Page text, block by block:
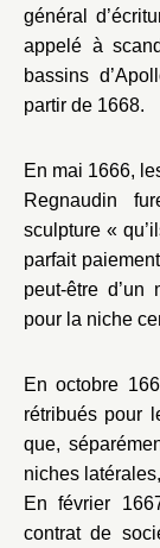
général
appelé à
bassins
partir de 1668.
En mai 1666,
Regnaudin
sculpture «
parfait
peut-être
pour la niche
En octobre
rétribués pour
que,
niches
En février
contrat de